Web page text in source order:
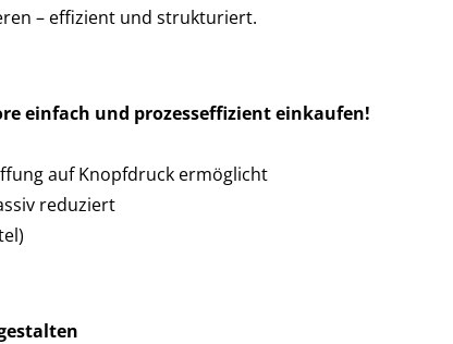
– effizient und strukturiert.
einfach und prozesseffizient einkaufen!
auf Knopfdruck ermöglicht
reduziert